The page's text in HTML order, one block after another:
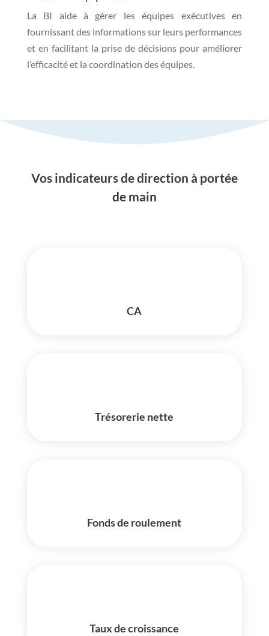
La BI aide à gérer les équipes exécutives en
fournissant des informations sur leurs performances
et en facilitant la prise de décisions pour améliorer
l’efficacité et la coordination des équipes.
Vos indicateurs de direction à portée
de main
CA
Trésorerie nette
Fonds de roulement
Taux de croissance